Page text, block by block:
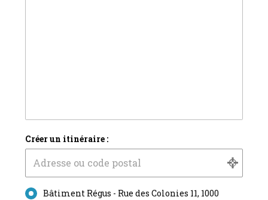
Créer un itinéraire :
Bâtiment Régus - Rue des Colonies 11, 1000